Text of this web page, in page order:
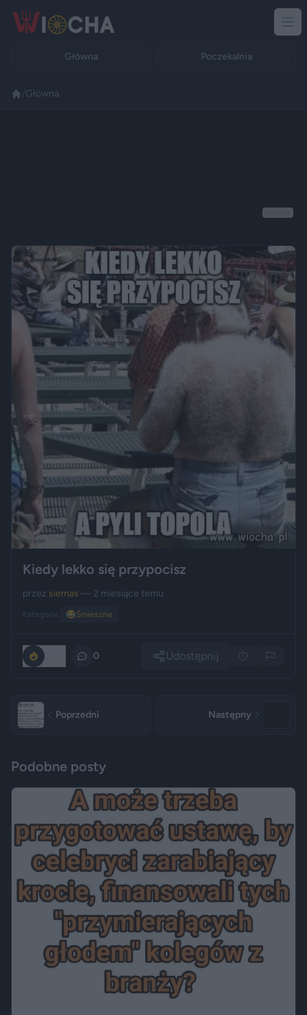
Główna Poczekalnia
Główna
Kiedy lekko się przypocisz
przez siemas — 2 miesiące temu
Kategoria: 😂Śmieszne
0 Udostępnij
Poprzedni Następny
Podobne posty